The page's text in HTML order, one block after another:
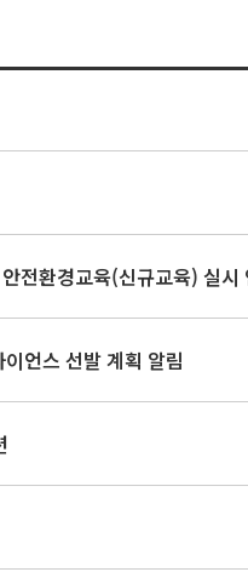
전환경교육(신규교육) 실시
언스 선발 계획 알림